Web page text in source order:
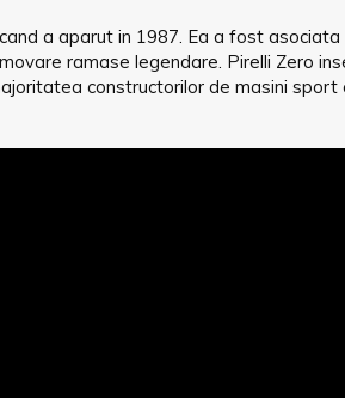
a aparut in 1987. Ea a fost
ramase legendare. Pirelli Zero
constructorilor de masini sport